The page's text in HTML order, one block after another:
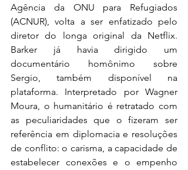
Agência da ONU para Refugiados
(ACNUR), volta a ser enfatizado pelo
diretor do longa original da Netflix.
Barker já havia dirigido um
documentário homônimo sobre
Sergio, também disponível na
plataforma. Interpretado por Wagner
Moura, o humanitário é retratado com
as peculiaridades que o fizeram ser
referência em diplomacia e resoluções
de conflito: o carisma, a capacidade de
estabelecer conexões e o empenho